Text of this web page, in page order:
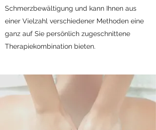
Schmerzbewältigung und kann Ihnen aus
einer Vielzahl verschiedener Methoden eine
ganz auf Sie persönlich zugeschnittene
Therapiekombination bieten.